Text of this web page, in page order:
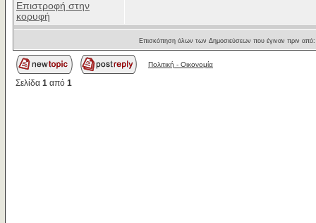
Επιστροφή στην
κορυφή
Επισκόπηση όλων των Δημοσιεύσεων που έγιναν πριν
Πολιτική - Oικονομία
Σελίδα 1 από 1